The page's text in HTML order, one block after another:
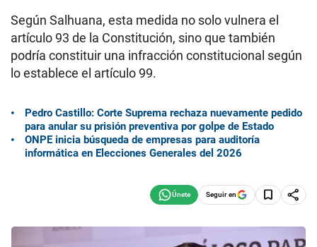
Según Salhuana, esta medida no solo vulnera el
artículo 93 de la Constitución, sino que también
podría constituir una infracción constitucional según
lo establece el artículo 99.
Pedro Castillo: Corte Suprema rechaza nuevamente pedido
para anular su prisión preventiva por golpe de Estado
ONPE inicia búsqueda de empresas para auditoría
informática en Elecciones Generales del 2026
Seguir en